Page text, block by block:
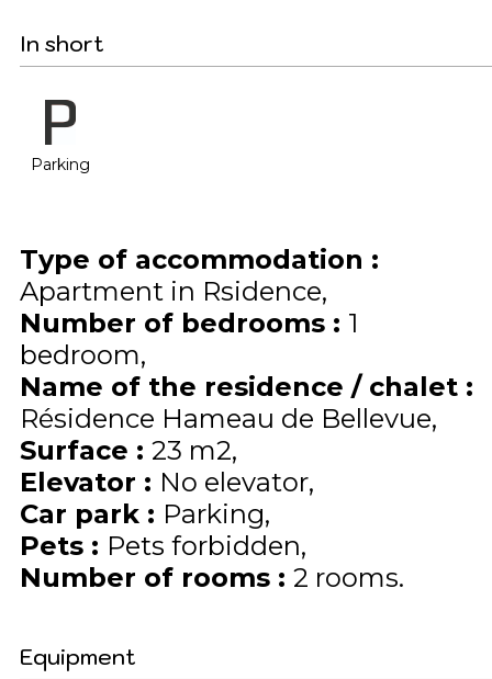
In short
Parking
Type of accommodation :
Apartment in Rsidence
Number of bedrooms : 1
bedroom
Name of the residence / chalet :
Résidence Hameau de Bellevue
Surface : 23 m2
Elevator : No elevator
Car park : Parking
Pets : Pets forbidden
Number of rooms : 2 rooms
Equipment